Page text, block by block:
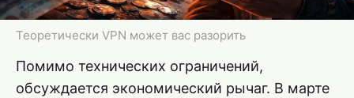
Теоретически VPN может вас разорить
Помимо технических ограничений,
обсуждается экономический рычаг. В марте